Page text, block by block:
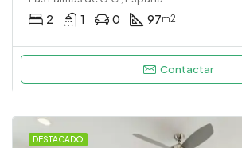
2 1 0 97m2
Contactar
DESTACADO